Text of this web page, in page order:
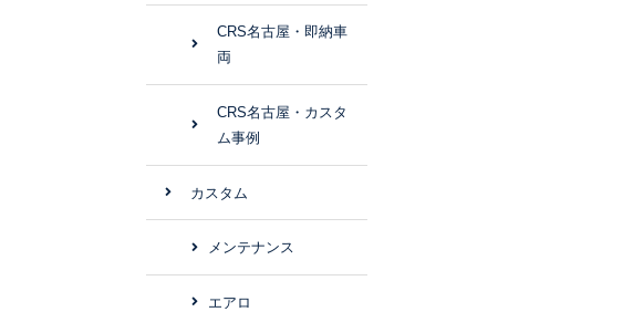
CRS名古屋・即納車
両
CRS名古屋・カスタ
ム事例
カスタム
メンテナンス
エアロ